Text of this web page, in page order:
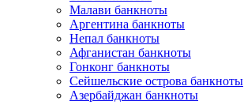
Малави банкноты
Аргентина банкноты
Непал банкноты
Афганистан банкноты
Гонконг банкноты
Сейшельские острова банкноты
Азербайджан банкноты